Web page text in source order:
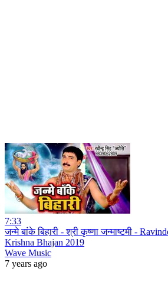
7:33
जन्मे बांके बिहारी - श्री कृष्णा जन्माष्टमी -
Krishna Bhajan 2019
Wave Music
7 years ago